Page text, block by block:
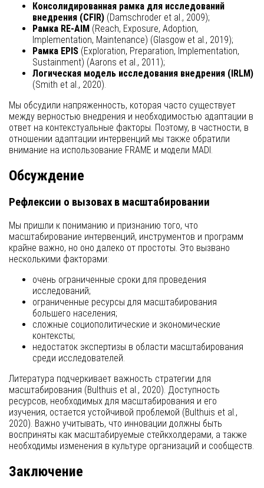
Консолидированная рамка для исследований
внедрения (CFIR) (Damschroder et al., 2009);
Рамка RE-AIM (Reach, Exposure, Adoption,
Implementation, Maintenance) (Glasgow et al., 2019);
Рамка EPIS (Exploration, Preparation, Implementation,
Sustainment) (Aarons et al., 2011);
Логическая модель исследования внедрения (IRLM)
(Smith et al., 2020).
Мы обсудили напряженность, которая часто существует
между верностью внедрения и необходимостью адаптации в
ответ на контекстуальные факторы. Поэтому, в частности, в
отношении адаптации интервенций мы также обратили
внимание на использование FRAME и модели MADI.
Обсуждение
Рефлексии о вызовах в масштабировании
Мы пришли к пониманию и признанию того, что
масштабирование интервенций, инструментов и программ
крайне важно, но оно далеко от простоты. Это вызвано
несколькими факторами:
очень ограниченные сроки для проведения
исследований;
ограниченные ресурсы для масштабирования
большего населения;
сложные социополитические и экономические
контексты;
недостаток экспертизы в области масштабирования
среди исследователей.
Литература подчеркивает важность стратегии для
масштабирования (Bulthuis et al., 2020). Доступность
ресурсов, необходимых для масштабирования и его
изучения, остается устойчивой проблемой (Bulthuis et al.,
2020). Важно учитывать, что инновации должны быть
восприняты как масштабируемые стейкхолдерами, а также
необходимы изменения в культуре организаций и сообществ.
Заключение